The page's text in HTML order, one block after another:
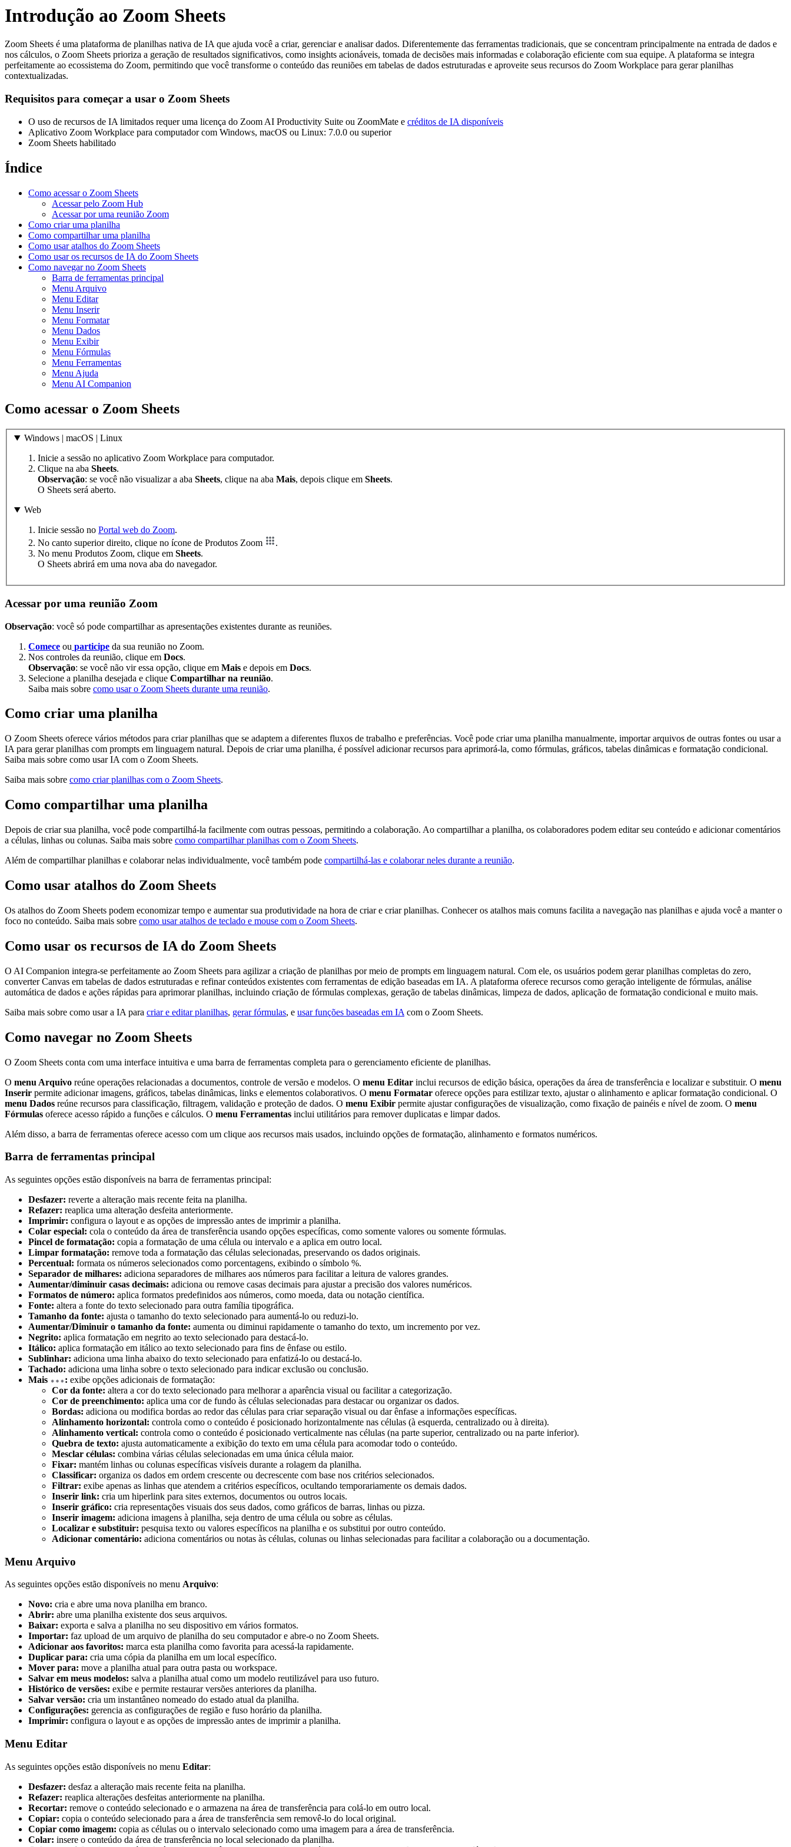
Introdução ao Zoom Sheets
Zoom Sheets é uma plataforma de planilhas nativa de IA que ajuda você a criar, gerenciar e analisar dados. Diferentemente das ferramentas tradicionais, que se concentram principalmente na entrada de dados e
nos cálculos, o Zoom Sheets prioriza a geração de resultados significativos, como insights acionáveis, tomada de decisões mais informadas e colaboração eficiente com sua equipe. A plataforma se integra
perfeitamente ao ecossistema do Zoom, permitindo que você transforme o conteúdo das reuniões em tabelas de dados estruturadas e aproveite seus recursos do Zoom Workplace para gerar planilhas
contextualizadas.
Requisitos para começar a usar o Zoom Sheets
O uso de recursos de IA limitados requer uma licença do Zoom AI Productivity Suite ou ZoomMate e créditos de IA disponíveis
Aplicativo Zoom Workplace para computador com Windows, macOS ou Linux: 7.0.0 ou superior
Zoom Sheets habilitado
Índice
Como acessar o Zoom Sheets
Acessar pelo Zoom Hub
Acessar por uma reunião Zoom
Como criar uma planilha
Como compartilhar uma planilha
Como usar atalhos do Zoom Sheets
Como usar os recursos de IA do Zoom Sheets
Como navegar no Zoom Sheets
Barra de ferramentas principal
Menu Arquivo
Menu Editar
Menu Inserir
Menu Formatar
Menu Dados
Menu Exibir
Menu Fórmulas
Menu Ferramentas
Menu Ajuda
Menu AI Companion
Como acessar o Zoom Sheets
Windows | macOS | Linux
Inicie a sessão no aplicativo Zoom Workplace para computador.
Clique na aba Sheets.
Observação: se você não visualizar a aba Sheets, clique na aba Mais, depois clique em Sheets.
O Sheets será aberto.
Web
Inicie sessão no Portal web do Zoom.
No canto superior direito, clique no ícone de Produtos Zoom
.
No menu Produtos Zoom, clique em Sheets.
O Sheets abrirá em uma nova aba do navegador.
Acessar por uma reunião Zoom
Observação: você só pode compartilhar as apresentações existentes durante as reuniões.
Comece ou participe da sua reunião no Zoom.
Nos controles da reunião, clique em Docs.
Observação: se você não vir essa opção, clique em Mais e depois em Docs.
Selecione a planilha desejada e clique Compartilhar na reunião.
Saiba mais sobre como usar o Zoom Sheets durante uma reunião.
Como criar uma planilha
O Zoom Sheets oferece vários métodos para criar planilhas que se adaptem a diferentes fluxos de trabalho e preferências. Você pode criar uma planilha manualmente, importar arquivos de outras fontes ou usar a
IA para gerar planilhas com prompts em linguagem natural. Depois de criar uma planilha, é possível adicionar recursos para aprimorá-la, como fórmulas, gráficos, tabelas dinâmicas e formatação condicional.
Saiba mais sobre como usar IA com o Zoom Sheets.
Saiba mais sobre como criar planilhas com o Zoom Sheets.
Como compartilhar uma planilha
Depois de criar sua planilha, você pode compartilhá-la facilmente com outras pessoas, permitindo a colaboração. Ao compartilhar a planilha, os colaboradores podem editar seu conteúdo e adicionar comentários
a células, linhas ou colunas. Saiba mais sobre como compartilhar planilhas com o Zoom Sheets.
Além de compartilhar planilhas e colaborar nelas individualmente, você também pode compartilhá-las e colaborar neles durante a reunião.
Como usar atalhos do Zoom Sheets
Os atalhos do Zoom Sheets podem economizar tempo e aumentar sua produtividade na hora de criar e criar planilhas. Conhecer os atalhos mais comuns facilita a navegação nas planilhas e ajuda você a manter o
foco no conteúdo. Saiba mais sobre como usar atalhos de teclado e mouse com o Zoom Sheets.
Como usar os recursos de IA do Zoom Sheets
O AI Companion integra-se perfeitamente ao Zoom Sheets para agilizar a criação de planilhas por meio de prompts em linguagem natural. Com ele, os usuários podem gerar planilhas completas do zero,
converter Canvas em tabelas de dados estruturadas e refinar conteúdos existentes com ferramentas de edição baseadas em IA. A plataforma oferece recursos como geração inteligente de fórmulas, análise
automática de dados e ações rápidas para aprimorar planilhas, incluindo criação de fórmulas complexas, geração de tabelas dinâmicas, limpeza de dados, aplicação de formatação condicional e muito mais.
Saiba mais sobre como usar a IA para criar e editar planilhas, gerar fórmulas, e usar funções baseadas em IA com o Zoom Sheets.
Como navegar no Zoom Sheets
O Zoom Sheets conta com uma interface intuitiva e uma barra de ferramentas completa para o gerenciamento eficiente de planilhas.
O menu Arquivo reúne operações relacionadas a documentos, controle de versão e modelos. O menu Editar inclui recursos de edição básica, operações da área de transferência e localizar e substituir. O menu
Inserir permite adicionar imagens, gráficos, tabelas dinâmicas, links e elementos colaborativos. O menu Formatar oferece opções para estilizar texto, ajustar o alinhamento e aplicar formatação condicional. O
menu Dados reúne recursos para classificação, filtragem, validação e proteção de dados. O menu Exibir permite ajustar configurações de visualização, como fixação de painéis e nível de zoom. O menu
Fórmulas oferece acesso rápido a funções e cálculos. O menu Ferramentas inclui utilitários para remover duplicatas e limpar dados.
Além disso, a barra de ferramentas oferece acesso com um clique aos recursos mais usados, incluindo opções de formatação, alinhamento e formatos numéricos.
Barra de ferramentas principal
As seguintes opções estão disponíveis na barra de ferramentas principal:
Desfazer: reverte a alteração mais recente feita na planilha.
Refazer: reaplica uma alteração desfeita anteriormente.
Imprimir: configura o layout e as opções de impressão antes de imprimir a planilha.
Colar especial: cola o conteúdo da área de transferência usando opções específicas, como somente valores ou somente fórmulas.
Pincel de formatação: copia a formatação de uma célula ou intervalo e a aplica em outro local.
Limpar formatação: remove toda a formatação das células selecionadas, preservando os dados originais.
Percentual: formata os números selecionados como porcentagens, exibindo o símbolo %.
Separador de milhares: adiciona separadores de milhares aos números para facilitar a leitura de valores grandes.
Aumentar/diminuir casas decimais: adiciona ou remove casas decimais para ajustar a precisão dos valores numéricos.
Formatos de número: aplica formatos predefinidos aos números, como moeda, data ou notação científica.
Fonte: altera a fonte do texto selecionado para outra família tipográfica.
Tamanho da fonte: ajusta o tamanho do texto selecionado para aumentá-lo ou reduzi-lo.
Aumentar/Diminuir o tamanho da fonte: aumenta ou diminui rapidamente o tamanho do texto, um incremento por vez.
Negrito: aplica formatação em negrito ao texto selecionado para destacá-lo.
Itálico: aplica formatação em itálico ao texto selecionado para fins de ênfase ou estilo.
Sublinhar: adiciona uma linha abaixo do texto selecionado para enfatizá-lo ou destacá-lo.
Tachado: adiciona uma linha sobre o texto selecionado para indicar exclusão ou conclusão.
Mais
: exibe opções adicionais de formatação:
Cor da fonte: altera a cor do texto selecionado para melhorar a aparência visual ou facilitar a categorização.
Cor de preenchimento: aplica uma cor de fundo às células selecionadas para destacar ou organizar os dados.
Bordas: adiciona ou modifica bordas ao redor das células para criar separação visual ou dar ênfase a informações específicas.
Alinhamento horizontal: controla como o conteúdo é posicionado horizontalmente nas células (à esquerda, centralizado ou à direita).
Alinhamento vertical: controla como o conteúdo é posicionado verticalmente nas células (na parte superior, centralizado ou na parte inferior).
Quebra de texto: ajusta automaticamente a exibição do texto em uma célula para acomodar todo o conteúdo.
Mesclar células: combina várias células selecionadas em uma única célula maior.
Fixar: mantém linhas ou colunas específicas visíveis durante a rolagem da planilha.
Classificar: organiza os dados em ordem crescente ou decrescente com base nos critérios selecionados.
Filtrar: exibe apenas as linhas que atendem a critérios específicos, ocultando temporariamente os demais dados.
Inserir link: cria um hiperlink para sites externos, documentos ou outros locais.
Inserir gráfico: cria representações visuais dos seus dados, como gráficos de barras, linhas ou pizza.
Inserir imagem: adiciona imagens à planilha, seja dentro de uma célula ou sobre as células.
Localizar e substituir: pesquisa texto ou valores específicos na planilha e os substitui por outro conteúdo.
Adicionar comentário: adiciona comentários ou notas às células, colunas ou linhas selecionadas para facilitar a colaboração ou a documentação.
Menu Arquivo
As seguintes opções estão disponíveis no menu Arquivo:
Novo: cria e abre uma nova planilha em branco.
Abrir: abre uma planilha existente dos seus arquivos.
Baixar: exporta e salva a planilha no seu dispositivo em vários formatos.
Importar: faz upload de um arquivo de planilha do seu computador e abre-o no Zoom Sheets.
Adicionar aos favoritos: marca esta planilha como favorita para acessá-la rapidamente.
Duplicar para: cria uma cópia da planilha em um local específico.
Mover para: move a planilha atual para outra pasta ou workspace.
Salvar em meus modelos: salva a planilha atual como um modelo reutilizável para uso futuro.
Histórico de versões: exibe e permite restaurar versões anteriores da planilha.
Salvar versão: cria um instantâneo nomeado do estado atual da planilha.
Configurações: gerencia as configurações de região e fuso horário da planilha.
Imprimir: configura o layout e as opções de impressão antes de imprimir a planilha.
Menu Editar
As seguintes opções estão disponíveis no menu Editar:
Desfazer: desfaz a alteração mais recente feita na planilha.
Refazer: reaplica alterações desfeitas anteriormente na planilha.
Recortar: remove o conteúdo selecionado e o armazena na área de transferência para colá-lo em outro local.
Copiar: copia o conteúdo selecionado para a área de transferência sem removê-lo do local original.
Copiar como imagem: copia as células ou o intervalo selecionado como uma imagem para a área de transferência.
Colar: insere o conteúdo da área de transferência no local selecionado da planilha.